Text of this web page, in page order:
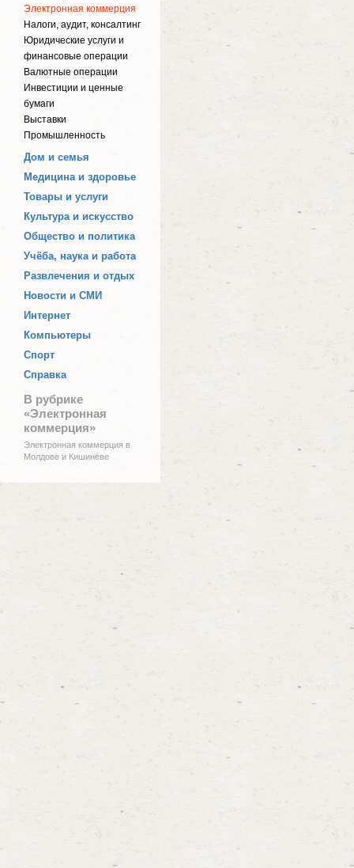
Электронная коммерция
Налоги, аудит, консалтинг
Юридические услуги и
финансовые операции
Валютные операции
Инвестиции и ценные
бумаги
Выставки
Промышленность
Дом и семья
Медицина и здоровье
Товары и услуги
Культура и искусство
Общество и политика
Учёба, наука и работа
Развлечения и отдых
Новости и СМИ
Интернет
Компьютеры
Спорт
Справка
В рубрике
«Электронная
коммерция»
Электронная коммерция в
Молдове и Кишинёве